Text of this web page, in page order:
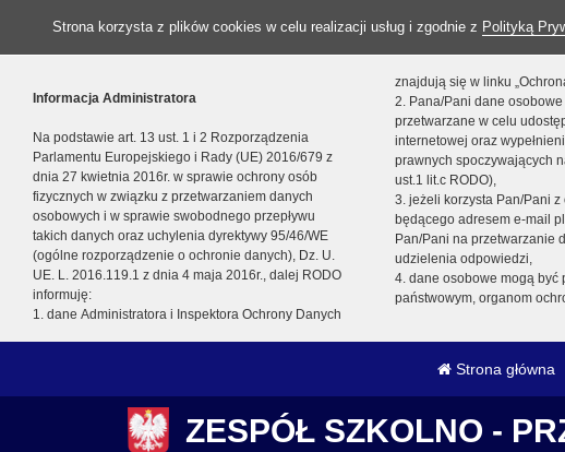
Strona korzysta z plików cookies w celu realizacji usług i zgodnie z Polityką
Informacja Administratora
Na podstawie art. 13 ust. 1 i 2 Rozporządzenia
Parlamentu Europejskiego i Rady (UE) 2016/679 z
dnia 27 kwietnia 2016r. w sprawie ochrony osób
fizycznych w związku z przetwarzaniem danych
osobowych i w sprawie swobodnego przepływu
takich danych oraz uchylenia dyrektywy 95/46/WE
(ogólne rozporządzenie o ochronie danych), Dz. U.
UE. L. 2016.119.1 z dnia 4 maja 2016r., dalej RODO
informuję:
1. dane Administratora i Inspektora Ochrony Danych
znajdują się w linku
2. Pana/Pani dane
przetwarzane w celu
internetowej oraz
prawnych spoczywających
ust.1 lit.c RODO),
3. jeżeli korzysta Pan/Pani
będącego adresem e-mail
Pan/Pani na przetwarzanie
udzielenia odpowiedzi,
4. dane osobowe mogą być
państwowym, organom
Strona główna
ZESPÓŁ SZKOLNO -